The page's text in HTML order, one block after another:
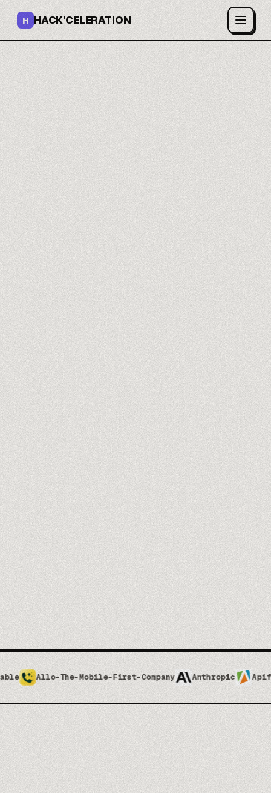
H HACK'CELERATION
Tu maitrises l'IA de
Google.
ton@entreprise.com
Découvre nos formateurs →
Pas de spam, jamais. Désinscription en un clic.
Mobile-First-Company Anthropic Apify Apolloio